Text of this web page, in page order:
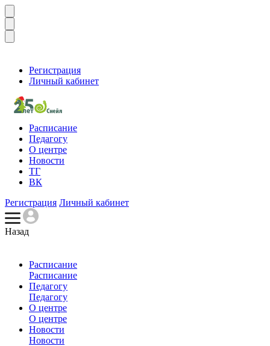
Регистрация
Личный кабинет
Расписание
Педагогу
О центре
Новости
ТГ
ВК
Регистрация Личный кабинет
Назад
Расписание
Расписание
Педагогу
Педагогу
О центре
О центре
Новости
Новости